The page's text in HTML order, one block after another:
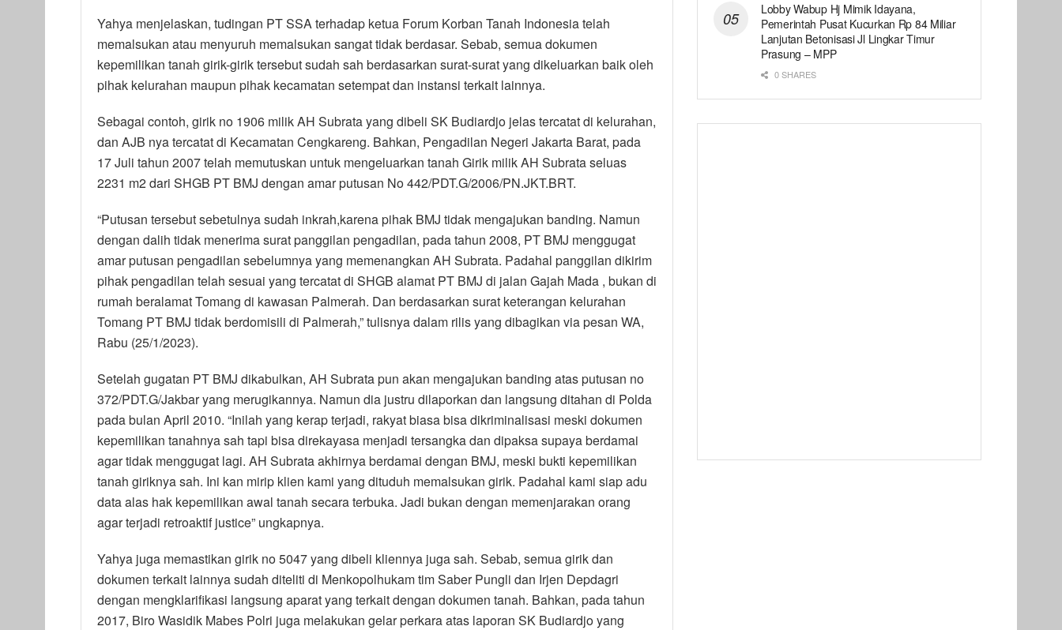
Yahya menjelaskan, tudingan PT SSA terhadap ketua Forum Korban Tanah Indonesia telah
memalsukan atau menyuruh memalsukan sangat tidak berdasar. Sebab, semua dokumen
kepemilikan tanah girik-girik tersebut sudah sah berdasarkan surat-surat yang dikeluarkan baik oleh
pihak kelurahan maupun pihak kecamatan setempat dan instansi terkait lainnya.
Sebagai contoh, girik no 1906 milik AH Subrata yang dibeli SK Budiardjo jelas tercatat di kelurahan,
dan AJB nya tercatat di Kecamatan Cengkareng. Bahkan, Pengadilan Negeri Jakarta Barat, pada
17 Juli tahun 2007 telah memutuskan untuk mengeluarkan tanah Girik milik AH Subrata seluas
2231 m2 dari SHGB PT BMJ dengan amar putusan No 442/PDT.G/2006/PN.JKT.BRT.
“Putusan tersebut sebetulnya sudah inkrah,karena pihak BMJ tidak mengajukan banding. Namun
dengan dalih tidak menerima surat panggilan pengadilan, pada tahun 2008, PT BMJ menggugat
amar putusan pengadilan sebelumnya yang memenangkan AH Subrata. Padahal panggilan dikirim
pihak pengadilan telah sesuai yang tercatat di SHGB alamat PT BMJ di jalan Gajah Mada , bukan di
rumah beralamat Tomang di kawasan Palmerah. Dan berdasarkan surat keterangan kelurahan
Tomang PT BMJ tidak berdomisili di Palmerah,” tulisnya dalam rilis yang dibagikan via pesan WA,
Rabu (25/1/2023).
Setelah gugatan PT BMJ dikabulkan, AH Subrata pun akan mengajukan banding atas putusan no
372/PDT.G/Jakbar yang merugikannya. Namun dia justru dilaporkan dan langsung ditahan di Polda
pada bulan April 2010. “Inilah yang kerap terjadi, rakyat biasa bisa dikriminalisasi meski dokumen
kepemilikan tanahnya sah tapi bisa direkayasa menjadi tersangka dan dipaksa supaya berdamai
agar tidak menggugat lagi. AH Subrata akhirnya berdamai dengan BMJ, meski bukti kepemilikan
tanah giriknya sah. Ini kan mirip klien kami yang dituduh memalsukan girik. Padahal kami siap adu
data alas hak kepemilikan awal tanah secara terbuka. Jadi bukan dengan memenjarakan orang
agar terjadi retroaktif justice” ungkapnya.
Yahya juga memastikan girik no 5047 yang dibeli kliennya juga sah. Sebab, semua girik dan
dokumen terkait lainnya sudah diteliti di Menkopolhukam tim Saber Pungli dan Irjen Depdagri
dengan mengklarifikasi langsung aparat yang terkait dengan dokumen tanah. Bahkan, pada tahun
2017, Biro Wasidik Mabes Polri juga melakukan gelar perkara atas laporan SK Budiardjo yang
Lobby Wabup Hj Mimik Idayana,
Pemerintah Pusat Kucurkan Rp 84 Miliar
Lanjutan Betonisasi Jl Lingkar Timur
Prasung – MPP
0 SHARES